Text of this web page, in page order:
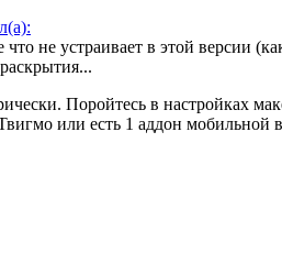
не устраивает в этой версии
Поройтесь в настройках
или есть 1 аддон мобильной